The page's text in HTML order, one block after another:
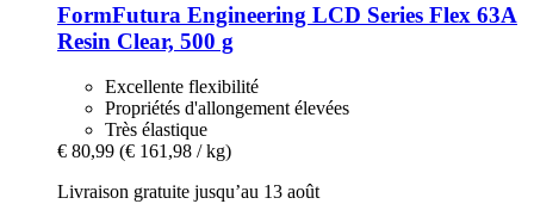
FormFutura Engineering LCD Series Flex 63A
Resin Clear, 500 g
Excellente flexibilité
Propriétés d'allongement élevées
Très élastique
€ 80,99 (€ 161,98 / kg)
Livraison gratuite jusqu’au 13 août